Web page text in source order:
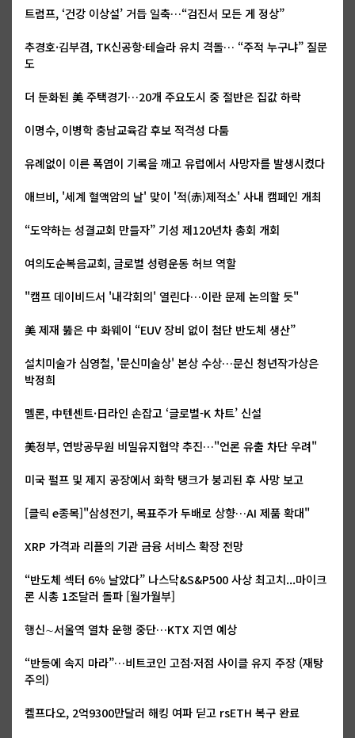
트럼프, ‘건강 이상설’ 거듭 일축…“검진서 모든 게 정상”
추경호·김부겸, TK신공항·테슬라 유치 격돌… “주적 누구냐” 질문
도
더 둔화된 美 주택경기…20개 주요도시 중 절반은 집값 하락
이명수, 이병학 충남교육감 후보 적격성 다툼
유례없이 이른 폭염이 기록을 깨고 유럽에서 사망자를 발생시켰다
애브비, '세계 혈액암의 날' 맞이 '적(赤)제적소' 사내 캠페인 개최
“도약하는 성결교회 만들자” 기성 제120년차 총회 개회
여의도순복음교회, 글로벌 성령운동 허브 역할
"캠프 데이비드서 '내각회의' 열린다…이란 문제 논의할 듯"
美 제재 뚫은 中 화웨이 “EUV 장비 없이 첨단 반도체 생산”
설치미술가 심영철, '문신미술상' 본상 수상…문신 청년작가상은
박정희
멜론, 中텐센트·日라인 손잡고 ‘글로벌-K 차트’ 신설
美정부, 연방공무원 비밀유지협약 추진…"언론 유출 차단 우려"
미국 펄프 및 제지 공장에서 화학 탱크가 붕괴된 후 사망 보고
[클릭 e종목]"삼성전기, 목표주가 두배로 상향…AI 제품 확대"
XRP 가격과 리플의 기관 금융 서비스 확장 전망
“반도체 섹터 6% 날았다” 나스닥&S&P500 사상 최고치...마이크
론 시총 1조달러 돌파 [월가월부]
행신∼서울역 열차 운행 중단…KTX 지연 예상
“반등에 속지 마라”…비트코인 고점·저점 사이클 유지 주장 (재탕
주의)
켈프다오, 2억9300만달러 해킹 여파 딛고 rsETH 복구 완료